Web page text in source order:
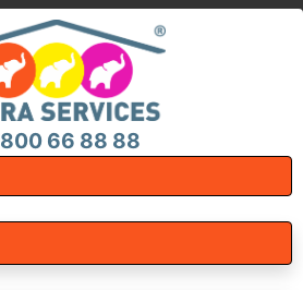
800 66 88 88